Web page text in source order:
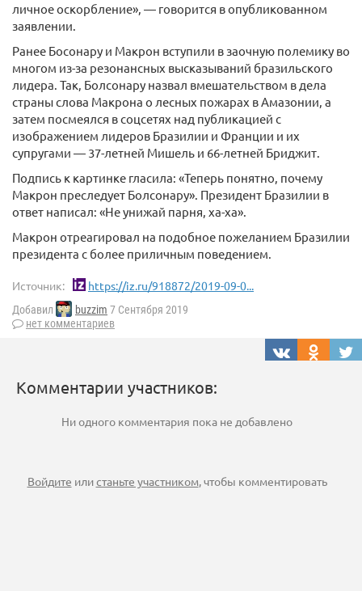
личное оскорбление», — говорится в опубликованном
заявлении.
Ранее Босонару и Макрон вступили в заочную полемику во
многом из-за резонансных высказываний бразильского
лидера. Так, Болсонару назвал вмешательством в дела
страны слова Макрона о лесных пожарах в Амазонии, а
затем посмеялся в соцсетях над публикацией с
изображением лидеров Бразилии и Франции и их
супругами — 37-летней Мишель и 66-летней Бриджит.
Подпись к картинке гласила: «Теперь понятно, почему
Макрон преследует Болсонару». Президент Бразилии в
ответ написал: «Не унижай парня, ха-ха».
Макрон отреагировал на подобное пожеланием Бразилии
президента с более приличным поведением.
Источник: https://iz.ru/918872/2019-09-0...
Добавил buzzim 7 Сентября 2019
нет комментариев
Комментарии участников:
Ни одного комментария пока не добавлено
Войдите илистаньте участником, чтобы комментировать